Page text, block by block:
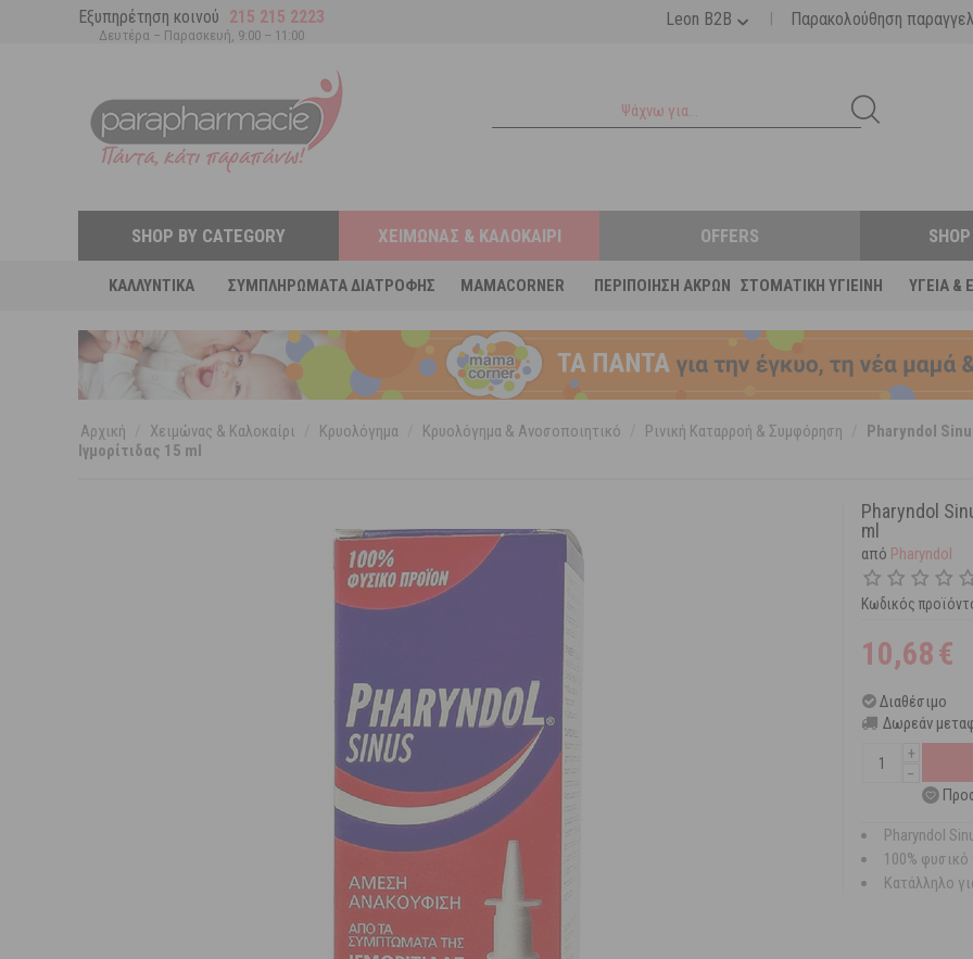
Εξυπηρέτηση κοινού 215 215 2223
Δευτέρα – Παρασκευή, 9:00 – 11:00
Leon B2B | Παρακολούθηση
SHOP BY CATEGORY
ΚΑΛΛΥΝΤΙΚΆ ΣΥΜΠΛΗΡΏΜΑΤΑ ΔΙΑΤΡΟΦΉΣ MAMACORNER ΠΕΡΙΠΟΊΗΣΗ ΆΚΡΩΝ ΣΤΟΜΑΤΙΚΉ ΥΓΙΕΙΝΉ ΥΓΕΊΑ &
ΧΕΙΜΏΝΑΣ & ΚΑΛΟΚΑΊΡΙ OFFERS
Αρχική Χειμώνας & Καλοκαίρι Κρυολόγημα Κρυολόγημα & Ανοσοποιητικό Ρινική Καταρροή & Συμφόρηση
Pharyndol
Ιγμορίτιδας 15 ml
Pharyndol
ml
από Pharyndol
Κωδικός
10,68€
Διαθέσιμο
Δωρεάν
+
−
Pharyndol
100%
Κατάλληλο